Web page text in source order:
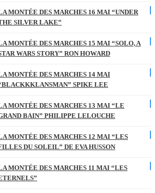
MONTÉE DES MARCHES 16 MAI “UNDER
SILVER LAKE”
MONTÉE DES MARCHES 15 MAI “SOLO, A
WARS STORY” RON HOWARD
MONTÉE DES MARCHES 14 MAI
SPIKE LEE
MONTÉE DES MARCHES 13 MAI “LE
BAIN” PHILIPPE LELOUCHE
MONTÉE DES MARCHES 12 MAI “LES
DU SOLEIL” DE EVA HUSSON
MONTÉE DES MARCHES 11 MAI “LES